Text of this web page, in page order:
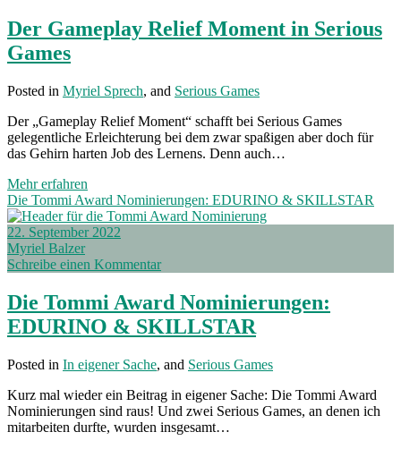
Der Gameplay Relief Moment in Serious
Games
Posted in Myriel Sprech, and Serious Games
Der „Gameplay Relief Moment“ schafft bei Serious Games
gelegentliche Erleichterung bei dem zwar spaßigen aber doch für
das Gehirn harten Job des Lernens. Denn auch…
Mehr erfahren
Gameplay
Relief
Moment
Serious
Die Tommi Award Nominierungen: EDURINO & SKILLSTAR
22. September 2022
Myriel Balzer
Schreibe einen Kommentar
Die Tommi Award Nominierungen:
EDURINO & SKILLSTAR
Posted in In eigener Sache, and Serious Games
Kurz mal wieder ein Beitrag in eigener Sache: Die Tommi Award
Nominierungen sind raus! Und zwei Serious Games, an denen ich
mitarbeiten durfte, wurden insgesamt…